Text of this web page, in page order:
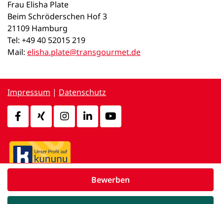
Frau Elisha Plate
Beim Schröderschen Hof 3
21109 Hamburg
Tel: +49 40 52015 219
Mail: elisha.plate@transgourmet.de
Bewerben
Impressum | Datenschutz